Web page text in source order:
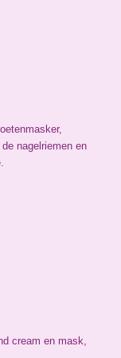
nagelriemen en
cream en mask,